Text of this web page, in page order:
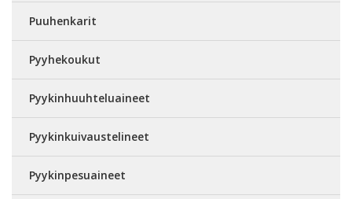
Puuhenkarit
Pyyhekoukut
Pyykinhuuhteluaineet
Pyykinkuivaustelineet
Pyykinpesuaineet